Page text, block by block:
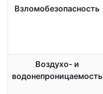
Взломобезопасность
Воздухо- и
водонепроницаемость